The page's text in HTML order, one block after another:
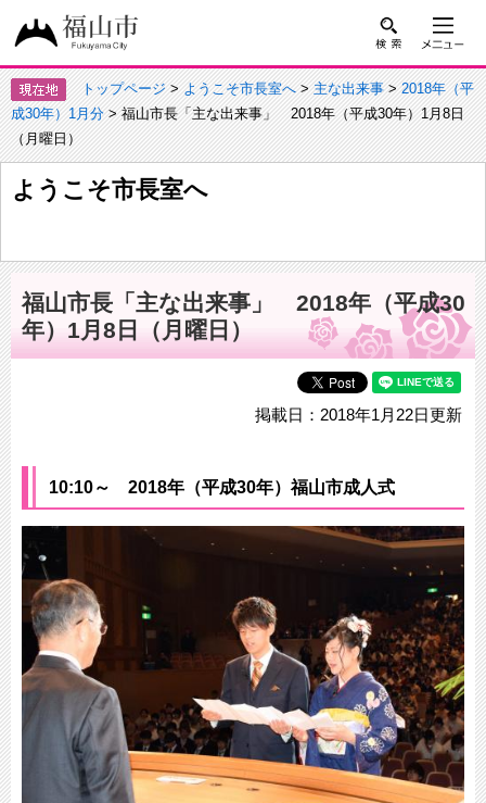
トップページ>ようこそ市長室へ>主な出来事>2018年（平
成30年）1月分> 福山市長「主な出来事」 2018年（平成30年）1月8日
（月曜日）
ようこそ市長室へ
福山市長「主な出来事」 2018年（平成30
年）1月8日（月曜日）
掲載日：2018年1月22日更新
10:10～ 2018年（平成30年）福山市成人式